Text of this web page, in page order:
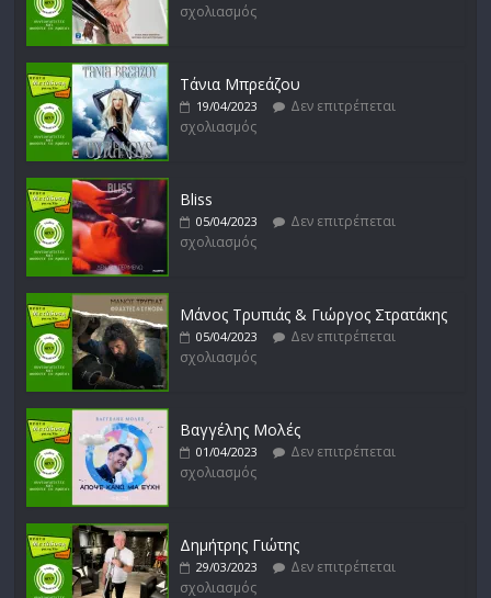
σχολιασμός
σχολιασμός
Τάνια Μπρεάζου
19/04/2023
Δεν επιτρέπεται
σχολιασμός
Bliss
05/04/2023
Δεν επιτρέπεται
σχολιασμός
Μάνος Τρυπιάς & Γιώργος Στρατάκης
05/04/2023
Δεν επιτρέπεται
σχολιασμός
Βαγγέλης Μολές
01/04/2023
Δεν επιτρέπεται
σχολιασμός
Δημήτρης Γιώτης
29/03/2023
Δεν επιτρέπεται
σχολιασμός